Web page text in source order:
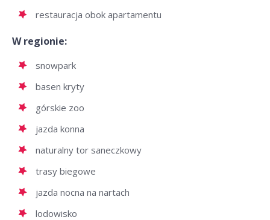
restauracja obok apartamentu
W regionie:
snowpark
basen kryty
górskie zoo
jazda konna
naturalny tor saneczkowy
trasy biegowe
jazda nocna na nartach
lodowisko